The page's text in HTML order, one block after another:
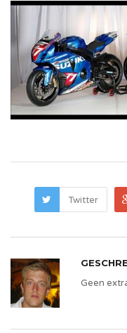
Twitter
Geen